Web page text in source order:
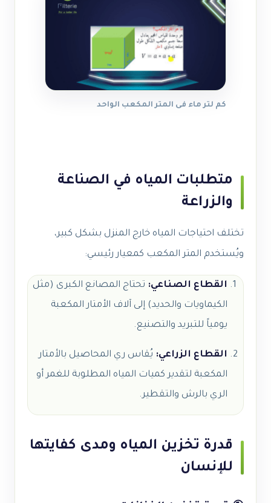
كم لتر ماء فى المتر المكعب الواحد
متطلبات المياه في الصناعة
والزراعة
تختلف احتياجات المياه خارج المنزل بشكل كبير،
ويُستخدم المتر المكعب كمعيار رئيسي:
القطاع الصناعي: تحتاج المصانع الكبرى (مثل
الكيماويات والحديد) إلى آلاف الأمتار المكعبة
يومياً للتبريد والتصنيع.
القطاع الزراعي: يُقاس ري المحاصيل بالأمتار
المكعبة لتقدير كميات المياه المطلوبة للغمر أو
الري بالرش والتقطير.
قدرة تخزين المياه ومدى كفايتها
للإنسان